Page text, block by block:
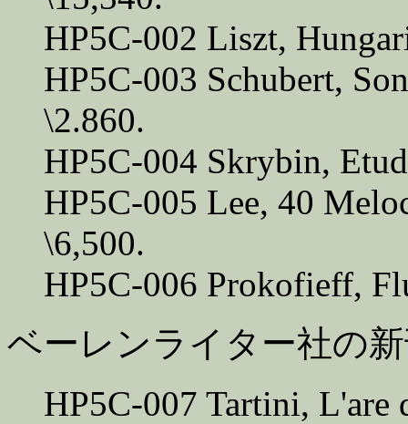
HP5C-002 Liszt,
HP5C-003 Schubert,
\2.860.
HP5C-004 Skrybin,
HP5C-005 Lee, 40
\6,500.
HP5C-006 Prokofieff,
ベーレンライター社の
HP5C-007 Tartini,